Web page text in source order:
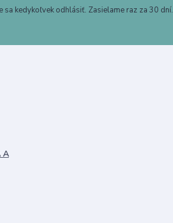
sa kedykoľvek odhlásiť. Zasielame raz za 30 dní.
A